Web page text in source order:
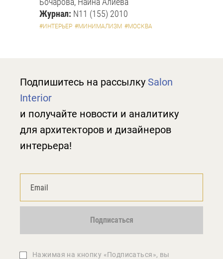
Журнал: N11 (155) 2010
#ИНТЕРЬЕР #МИНИМАЛИЗМ #МОСКВА
Подпишитесь на рассылку Salon
Interior
и получайте новости и аналитику
для архитекторов и дизайнеров
интерьера!
Подписаться
Нажимая на кнопку «Подписаться», вы